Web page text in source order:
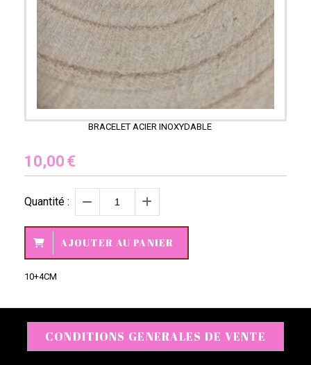
BRACELET ACIER INOXYDABLE
10,00 €
Quantité :
AJOUTER AU PANIER
10+4CM
CONDITIONS GENERALES DE VENTE